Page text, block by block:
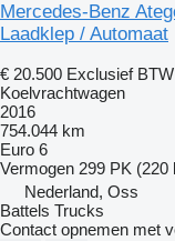
Mercedes-Benz
Laadklep / Automaat
€ 20.500 Exclusief BTW
Koelvrachtwagen
2016
754.044 km
Euro 6
Vermogen 299 PK (220
Nederland, Oss
Battels Trucks
Contact opnemen met